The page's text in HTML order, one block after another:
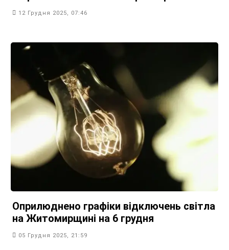
12 Грудня 2025, 07:46
Оприлюднено графіки відключень світла
на Житомирщині на 6 грудня
05 Грудня 2025, 21:59